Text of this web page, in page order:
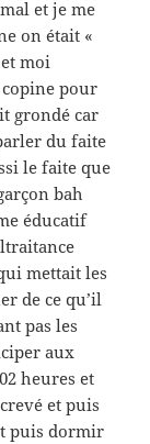
et je me
on était «
moi
pour
grondé car
du faite
le faite que
bah
éducatif
mettait les
de ce qu’il
pas les
aux
heures et
et puis
puis dormir